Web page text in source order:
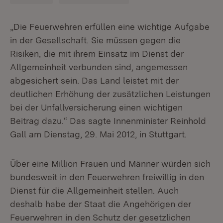
„Die Feuerwehren erfüllen eine wichtige Aufgabe
in der Gesellschaft. Sie müssen gegen die
Risiken, die mit ihrem Einsatz im Dienst der
Allgemeinheit verbunden sind, angemessen
abgesichert sein. Das Land leistet mit der
deutlichen Erhöhung der zusätzlichen Leistungen
bei der Unfallversicherung einen wichtigen
Beitrag dazu.“ Das sagte Innenminister Reinhold
Gall am Dienstag, 29. Mai 2012, in Stuttgart.
Über eine Million Frauen und Männer würden sich
bundesweit in den Feuerwehren freiwillig in den
Dienst für die Allgemeinheit stellen. Auch
deshalb habe der Staat die Angehörigen der
Feuerwehren in den Schutz der gesetzlichen